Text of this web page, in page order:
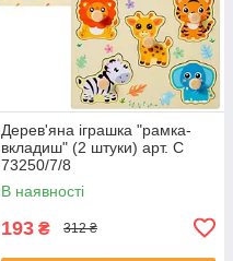
Дерев'яна іграшка "рамка-
вкладиш" (2 штуки) арт. C
73250/7/8
В наявності
193 ₴ 312 ₴